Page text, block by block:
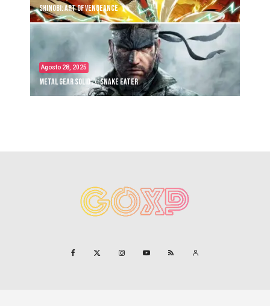
Shinobi: Art of Vengeance
Agosto 28, 2025
Metal Gear Solid Δ: Snake Eater